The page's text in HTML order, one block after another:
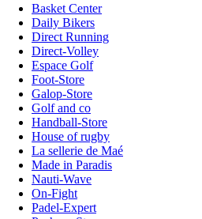
Basket Center
Daily Bikers
Direct Running
Direct-Volley
Espace Golf
Foot-Store
Galop-Store
Golf and co
Handball-Store
House of rugby
La sellerie de Maé
Made in Paradis
Nauti-Wave
On-Fight
Padel-Expert